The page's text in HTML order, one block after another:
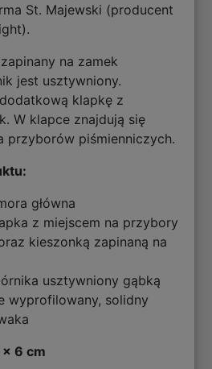
St. Majewski (producent
na zamek
jest usztywniony.
klapkę z
W klapce znajdują się
przyborów piśmienniczych.
główna
z miejscem na przybory
kieszonką zapinaną na
usztywniony gąbką
wyprofilowany, solidny
6 cm